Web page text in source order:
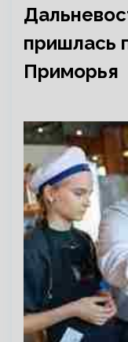
пришлась
Приморья